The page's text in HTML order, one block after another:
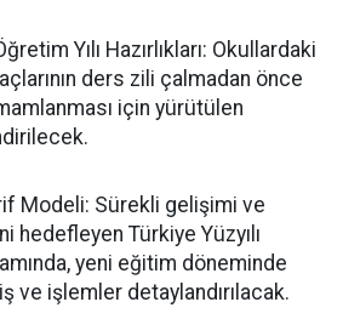
Yılı Hazırlıkları: Okullardaki
ders zili çalmadan önce
için yürütülen
Modeli: Sürekli gelişimi ve
hedefleyen Türkiye Yüzyılı
yeni eğitim döneminde
ve işlemler detaylandırılacak.